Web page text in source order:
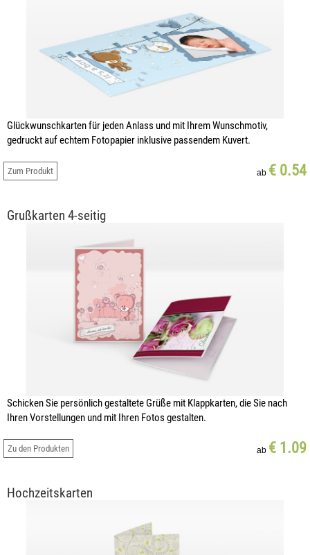
Glückwunschkarten für jeden Anlass und mit Ihrem Wunschmotiv,
gedruckt auf echtem Fotopapier inklusive passendem Kuvert.
Zum Produkt ab € 0.54
Grußkarten 4-seitig
Schicken Sie persönlich gestaltete Grüße mit Klappkarten, die Sie nach
Ihren Vorstellungen und mit Ihren Fotos gestalten.
Zu den Produkten ab € 1.09
Hochzeitskarten